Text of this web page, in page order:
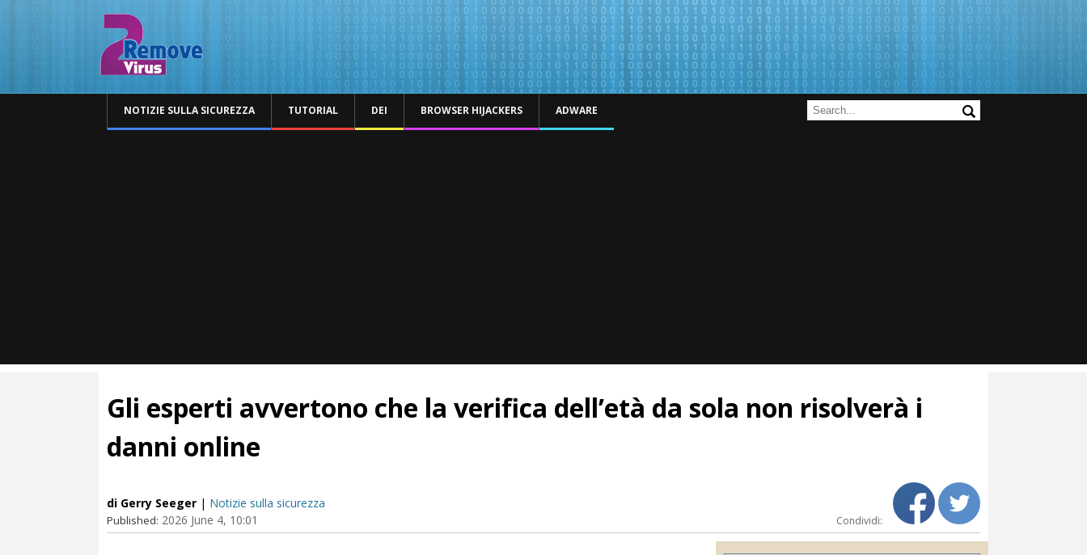
NOTIZIE SULLA SICUREZZA TUTORIAL DEI BROWSER HIJACKERS ADWARE
Gli esperti avvertono che la verifica dell’età da sola non risolverà i
danni online
di Gerry Seeger | Notizie sulla sicurezza
Published: 2026 June 4, 10:01 Condividi: